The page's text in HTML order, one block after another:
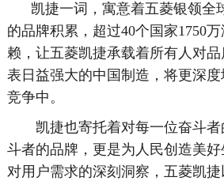
凯捷一词，寓意着五菱银领全
的品牌积累，超过40个国家1750
赖，让五菱凯捷承载着所有人对
表日益强大的中国制造，将更深
竞争中。
凯捷也寄托着对每一位奋斗者
斗者的品牌，更是为人民创造美
对用户需求的深刻洞察，五菱凯